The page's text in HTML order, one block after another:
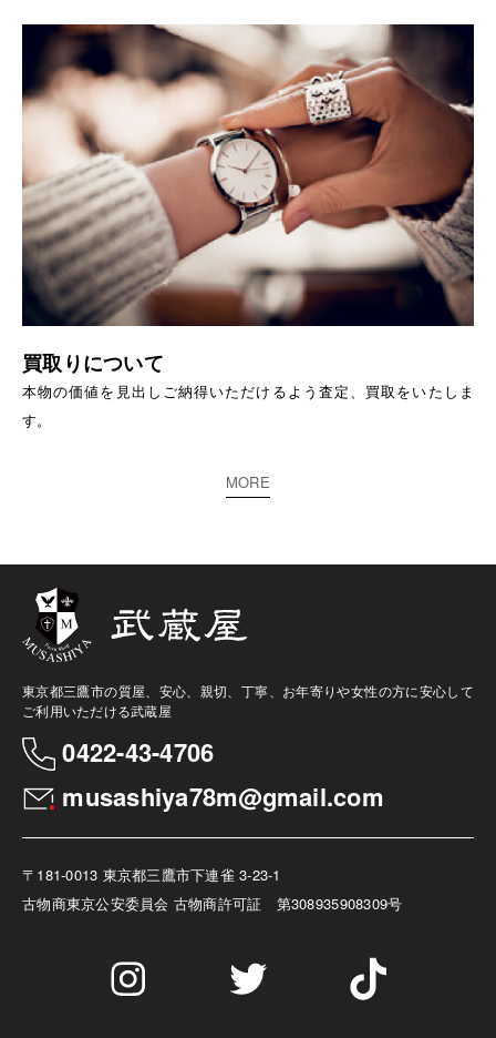
買取りについて
本物の価値を見出しご納得いただけるよう査定、買取をいたしま
す。
MORE
東京都三鷹市の質屋、安心、親切、丁寧、お年寄りや女性の方に安心して
ご利用いただける武蔵屋
0422-43-4706
musashiya78m@gmail.com
〒181-0013 東京都三鷹市下連雀 3-23-1
古物商東京公安委員会 古物商許可証 第308935908309号